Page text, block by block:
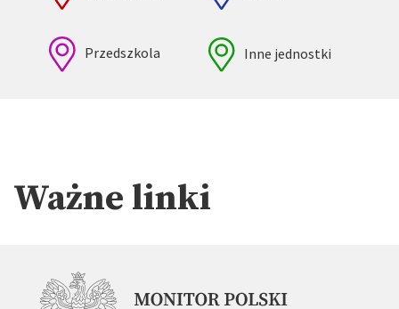
Przedszkola Inne jednostki
Ważne linki